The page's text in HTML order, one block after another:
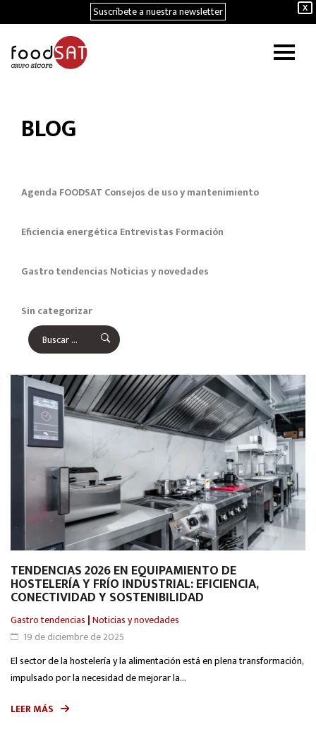
X
Suscríbete a nuestra newsletter
BLOG
Agenda FOODSAT Consejos de uso y mantenimiento
Eficiencia energética Entrevistas Formación
Gastro tendencias Noticias y novedades
Sin categorizar
TENDENCIAS 2026 EN EQUIPAMIENTO DE
HOSTELERÍA Y FRÍO INDUSTRIAL: EFICIENCIA,
CONECTIVIDAD Y SOSTENIBILIDAD
Gastro tendencias |Noticias y novedades
19 de diciembre de 2025
El sector de la hostelería y la alimentación está en plena transformación,
impulsado por la necesidad de mejorar la...
LEER MÁS